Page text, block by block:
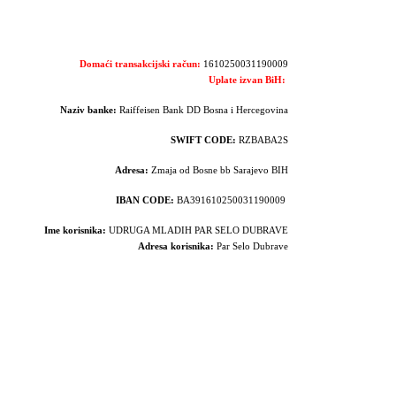
Domaći transakcijski račun: 1610250031190009
Uplate izvan BiH:
Naziv banke: Raiffeisen Bank DD Bosna i Hercegovina
SWIFT CODE: RZBABA2S
Adresa:Zmaja od Bosne bb Sarajevo BIH
IBAN CODE: BA391610250031190009
Ime korisnika: UDRUGA MLADIH PAR SELO DUBRAVE
Adresa korisnika: Par Selo Dubrave